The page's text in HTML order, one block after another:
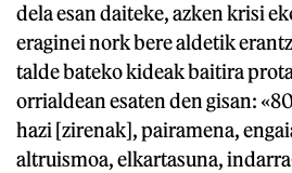
dela esan daiteke, azken krisi
eraginei nork bere aldetik
talde bateko kideak baitira
orrialdean esaten den gisan:
hazi [zirenak], pairamena,
altruismoa, elkartasuna,